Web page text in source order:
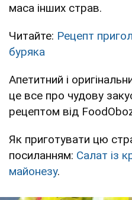
маса інших страв.
Читайте: Рецепт
буряка
Апетитний і
це все про чудову
рецептом від
Як приготувати цю
посиланням: Салат із
майонезу.